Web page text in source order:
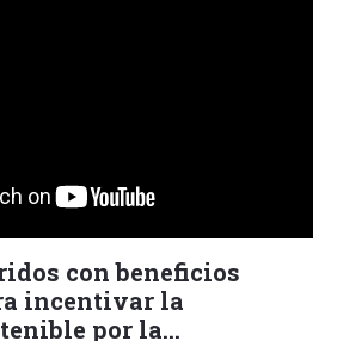
con beneficios
incentivar la
por la